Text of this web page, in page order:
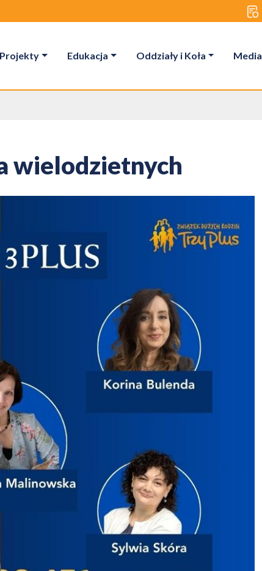
Projekty Edukacja Oddziały i Koła Media
wielodzietnych